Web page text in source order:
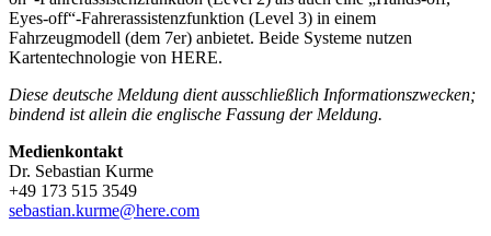
Eyes-off“-Fahrerassistenzfunktion (Level 3) in einem
Fahrzeugmodell (dem 7er) anbietet. Beide Systeme nutzen
Kartentechnologie von HERE.
Diese deutsche Meldung dient ausschließlich Informationszwecken;
bindend ist allein die englische Fassung der Meldung.
Medienkontakt
Dr. Sebastian Kurme
+49 173 515 3549
sebastian.kurme@here.com